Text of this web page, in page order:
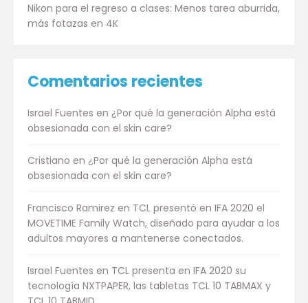
Nikon para el regreso a clases: Menos tarea aburrida,
más fotazas en 4K
Comentarios recientes
Israel Fuentes en ¿Por qué la generación Alpha está
obsesionada con el skin care?
Cristiano en ¿Por qué la generación Alpha está
obsesionada con el skin care?
Francisco Ramirez en TCL presentó en IFA 2020 el
MOVETIME Family Watch, diseñado para ayudar a los
adultos mayores a mantenerse conectados.
Israel Fuentes en TCL presenta en IFA 2020 su
tecnología NXTPAPER, las tabletas TCL 10 TABMAX y